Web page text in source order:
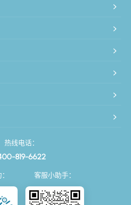
热线电话：
819-6622
客服小助手：